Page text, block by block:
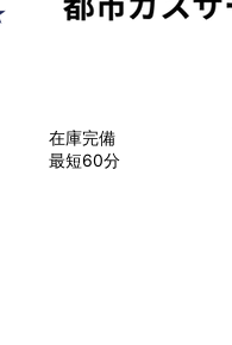
在庫完備
最短60分